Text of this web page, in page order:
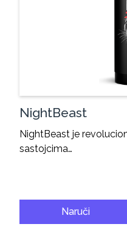
NightBeast
NightBeast je
sastojcima…
Naruči